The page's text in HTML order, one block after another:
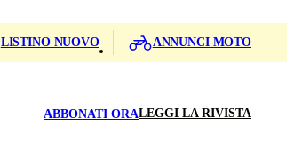
LISTINO NUOVO ANNUNCI MOTO
ABBONATI ORALEGGI LA RIVISTA